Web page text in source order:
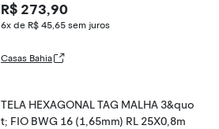
m
R$ 273,90
6x de R$ 45,65 sem juros
Casas Bahia
TELA HEXAGONAL TAG MALHA 3&quo
t; FIO BWG 16 (1,65mm) RL 25X0,8m